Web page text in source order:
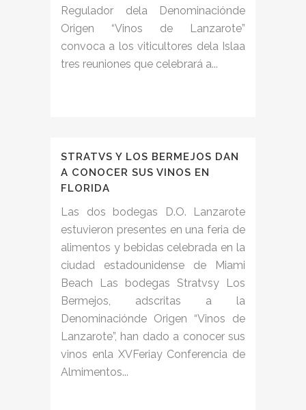
Regulador dela Denominaciónde
Origen “Vinos de Lanzarote”
convoca a los viticultores dela Islaa
tres reuniones que celebrará a...
STRATVS Y LOS BERMEJOS DAN
A CONOCER SUS VINOS EN
FLORIDA
Las dos bodegas D.O. Lanzarote
estuvieron presentes en una feria de
alimentos y bebidas celebrada en la
ciudad estadounidense de Miami
Beach Las bodegas Stratvsy Los
Bermejos, adscritas a la
Denominaciónde Origen “Vinos de
Lanzarote”, han dado a conocer sus
vinos enla XVFeriay Conferencia de
Almimentos...